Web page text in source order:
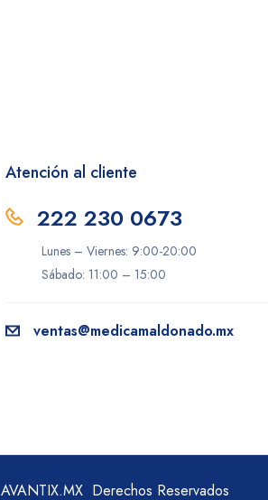
Atención al cliente
222 230 0673
Lunes – Viernes: 9:00-20:00
Sábado: 11:00 – 15:00
ventas@medicamaldonado.mx
AVANTIX.MX Derechos Reservados